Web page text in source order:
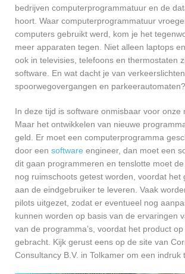
bedrijven computerprogrammatuur en de
hoort. Waar computerprogrammatuur
computers gebruikt werd, kom je het
meer apparaten tegen. Niet alleen laptops
ook in televisies, telefoons en thermostaten
software. En wat dacht je van verkeerslichten,
spoorwegovergangen en parkeerautomaten?
In deze tijd is software onmisbaar voor onze
Maar het ontwikkelen van nieuwe
geld. Er moet een computerprogramma
door een software engineer, dan moet een
dit gaan programmeren en tenslotte moet
nog ruimschoots getest worden, voordat het
aan de eindgebruiker te leveren. Vaak
pilots uitgezet, zodat er eventueel nog
kunnen worden op basis van de ervaringen
van de programma’s, voordat het product
gebracht. Kijk gerust eens op de site van
Consultancy B.V. in Tolkamer om een indruk